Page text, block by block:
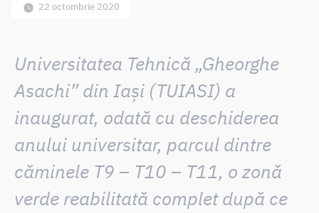
22 octombrie 2020
Universitatea Tehnică „Gheorghe
Asachi” din Iași (TUIASI) a
inaugurat, odată cu deschiderea
anului universitar, parcul dintre
căminele T9 – T10 – T11, o zonă
verde reabilitată complet după ce